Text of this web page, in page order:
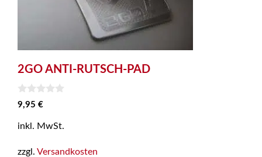
2GO ANTI-RUTSCH-PAD
0
v
n
9,95 €
inkl. MwSt.
zzgl. Versandkosten